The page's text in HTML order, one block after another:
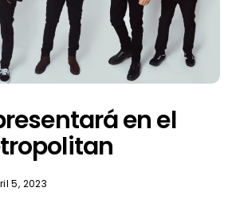
en el
5, 2023